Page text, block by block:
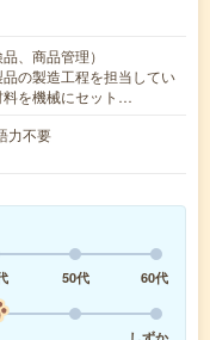
、商品管理）
品の製造工程を担当してい
料を機械にセット…
力不要
50代
60代